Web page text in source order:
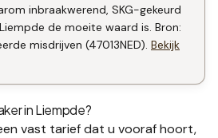
inbraakwerend, SKG-gekeurd
de moeite waard is. Bron:
misdrijven (47013NED). Bekijk
inLiempde?
vast tarief dat u vooraf hoort,